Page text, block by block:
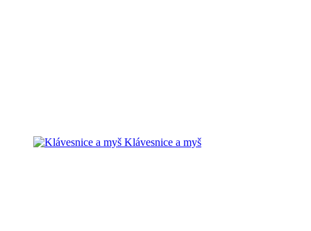
Klávesnice a myš